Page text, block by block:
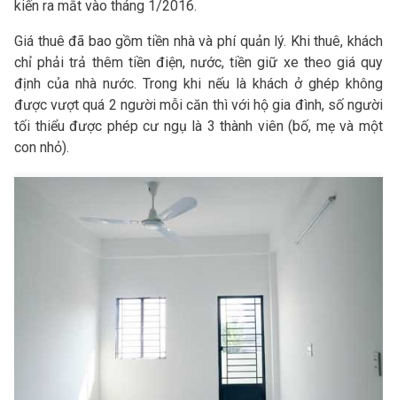
kiến ra mắt vào tháng 1/2016.
Giá thuê đã bao gồm tiền nhà và phí quản lý. Khi thuê, khách
chỉ phải trả thêm tiền điện, nước, tiền giữ xe theo giá quy
định của nhà nước. Trong khi nếu là khách ở ghép không
được vượt quá 2 người mỗi căn thì với hộ gia đình, số người
tối thiểu được phép cư ngụ là 3 thành viên (bố, mẹ và một
con nhỏ).